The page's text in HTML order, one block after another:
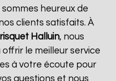
heureux de
clients satisfaits. À
Halluin, nous
le meilleur service
à votre écoute pour
questions et nous